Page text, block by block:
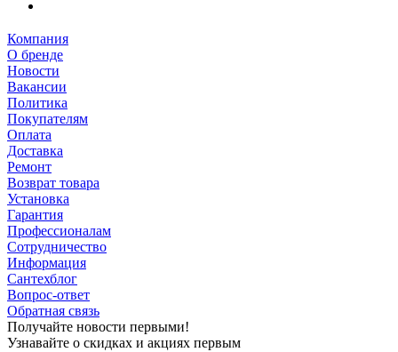
Компания
О бренде
Новости
Вакансии
Политика
Покупателям
Оплата
Доставка
Ремонт
Возврат товара
Установка
Гарантия
Профессионалам
Сотрудничество
Информация
Сантехблог
Вопрос-ответ
Обратная связь
Получайте новости первыми!
Узнавайте о скидках и акциях первым